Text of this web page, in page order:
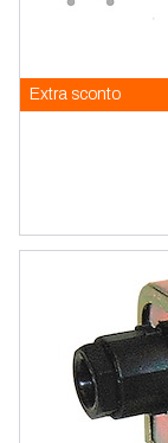
Extra sconto